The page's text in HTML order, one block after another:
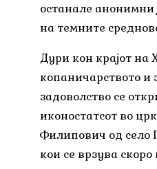
останале анонимни
на темните
Дури кон крајот на
копаничарството и
задоволство се
иконостатсот во
Филипович од село
кои се врзува